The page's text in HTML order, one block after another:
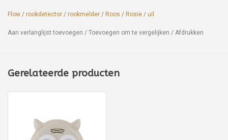
Flow / rookdetector / rookmelder / Roos / Rosie / uil
Aan verlanglijst toevoegen / Toevoegen om te vergelijken / Afdrukken
Gerelateerde producten